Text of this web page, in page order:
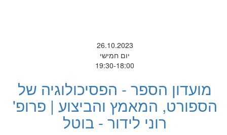
26.10.2023
יום חמישי
19:30-18:00
מועדון הספר - הפסיכולוגיה של
הספורט, המאמץ והביצוע | פרופ'
רוני לידור - בוטל